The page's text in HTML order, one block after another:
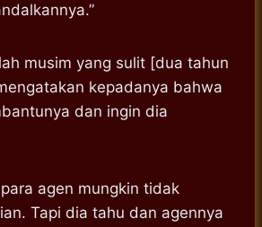
musim yang sulit [dua tahun
kepadanya bahwa
dan ingin dia
agen mungkin tidak
Tapi dia tahu dan agennya